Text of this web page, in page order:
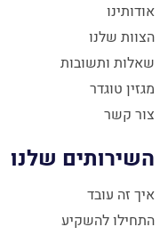
אודותינו
הצוות שלנו
שאלות ותשובות
מגזין טוגדר
צור קשר
השירותים שלנו
איך זה עובד
התחילו להשקיע